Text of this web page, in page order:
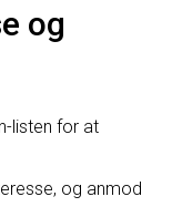
og
listen for at
og anmod